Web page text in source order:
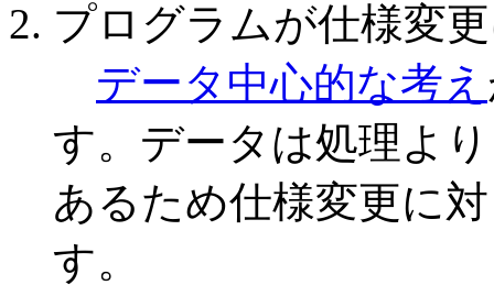
プログラムが仕様変
データ中心的な考え
す。データは処理よ
あるため仕様変更に
す。